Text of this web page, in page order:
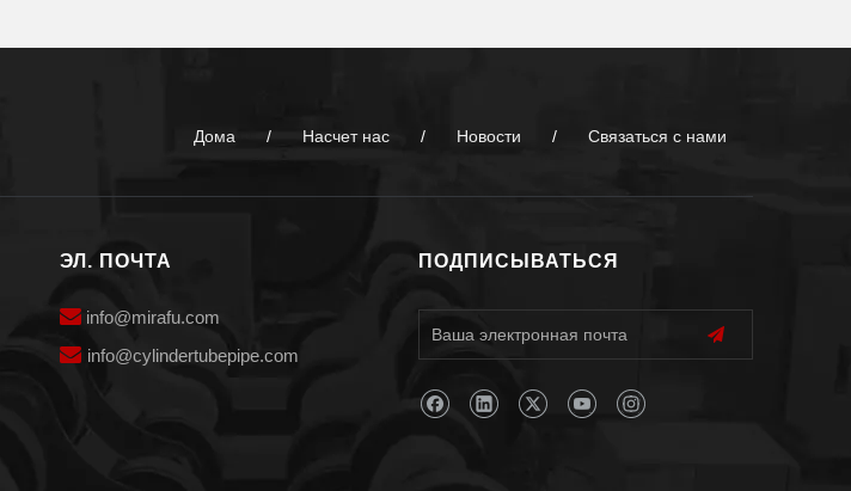
Дома / Насчет нас / Новости / Связаться с нами
ЭЛ. ПОЧТА
 info@mirafu.com
 info@cylindertubepipe.com
ПОДПИСЫВАТЬСЯ